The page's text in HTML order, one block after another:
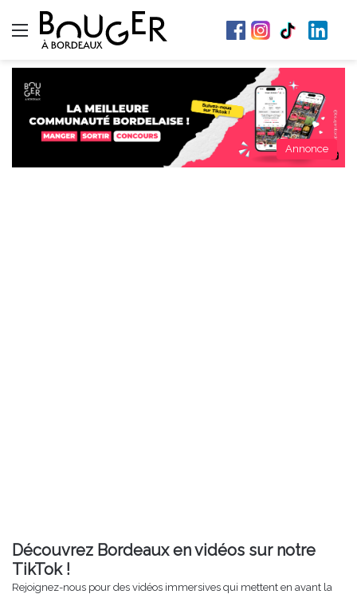
Menu
Annonce
Découvrez Bordeaux en vidéos sur notre
TikTok !
Rejoignez-nous pour des vidéos immersives qui mettent en avant la